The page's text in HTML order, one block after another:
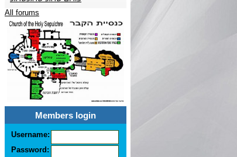
All forums
Members login
Username:
Password: